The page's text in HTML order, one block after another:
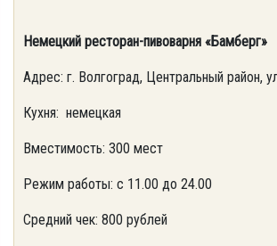
Немецкий ресторан-пивоварня «Бамберг»
Адрес: г. Волгоград, Центральный район,
Кухня: немецкая
Вместимость: 300 мест
Режим работы: с 11.00 до 24.00
Средний чек: 800 рублей